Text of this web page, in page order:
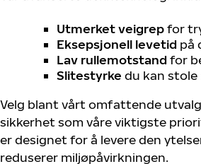
Utmerket veigrepfor
Eksepsjonell levetid på
Lav rullemotstand for
Slitestyrke du kan
Velg blant vårt omfattende
sikkerhet som våre viktigste
er designet for å levere den
reduserer miljøpåvirkningen.